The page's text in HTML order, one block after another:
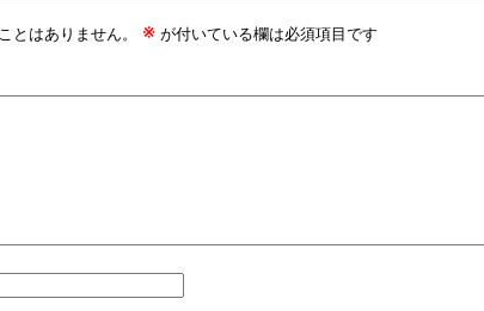
とはありません。 ※ が付いている欄は必須項目です